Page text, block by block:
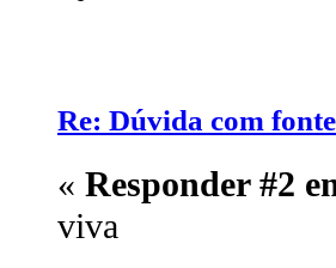
Re: Dúvida com
« Responder #2
viva